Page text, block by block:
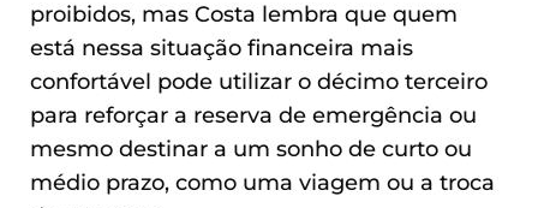
proibidos, mas Costa lembra que quem
está nessa situação financeira mais
confortável pode utilizar o décimo terceiro
para reforçar a reserva de emergência ou
mesmo destinar a um sonho de curto ou
médio prazo, como uma viagem ou a troca